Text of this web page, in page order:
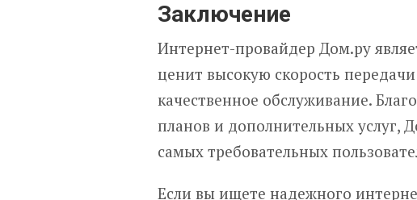
Заключение
Интернет-провайдер Дом.ру
ценит высокую скорость
качественное обслуживание.
планов и дополнительных услуг,
самых требовательных
Если вы ищете надежного